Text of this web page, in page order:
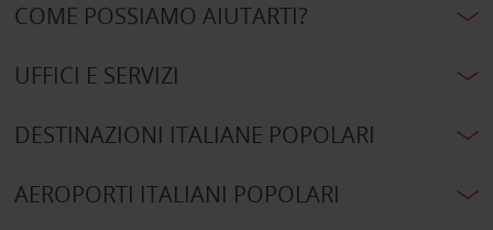
COME POSSIAMO AIUTARTI?
UFFICI E SERVIZI
DESTINAZIONI ITALIANE POPOLARI
AEROPORTI ITALIANI POPOLARI